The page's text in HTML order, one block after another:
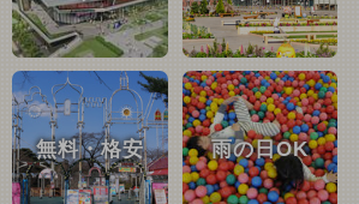
無料・格安 雨の日OK